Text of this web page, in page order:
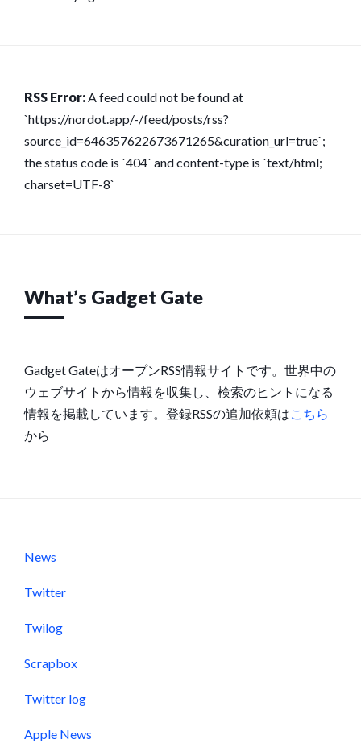
RSS Error:A feed could not be found at
`https://nordot.app/-/feed/posts/rss?
source_id=646357622673671265&curation_url=true`;
the status code is `404` and content-type is `text/html;
charset=UTF-8`
What’s Gadget Gate
Gadget GateはオープンRSS情報サイトです。世界中の
ウェブサイトから情報を収集し、検索のヒントになる
情報を掲載しています。登録RSSの追加依頼は こちら
から
News
Twitter
Twilog
Scrapbox
Twitter log
Apple News